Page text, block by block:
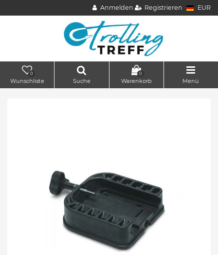
Anmelden Registrieren EUR
0
Wunschliste Suche
0
Warenkorb Menü